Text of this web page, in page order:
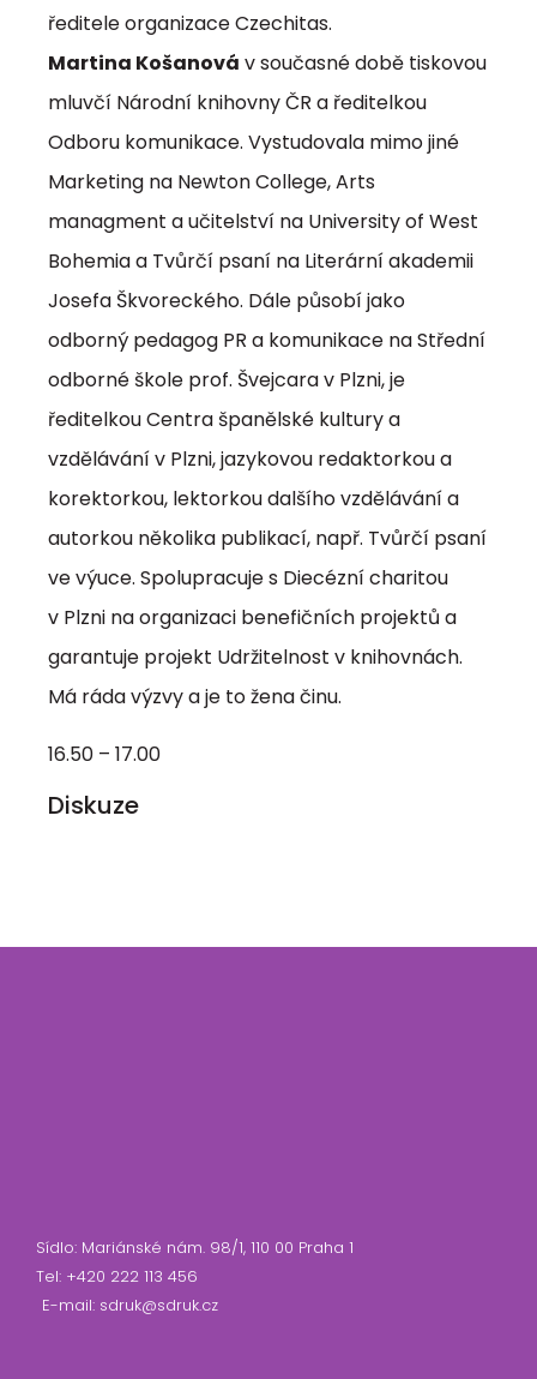
ředitele organizace Czechitas.
Martina Košanová v současné době tiskovou
mluvčí Národní knihovny ČR a ředitelkou
Odboru komunikace. Vystudovala mimo jiné
Marketing na Newton College, Arts
managment a učitelství na University of West
Bohemia a Tvůrčí psaní na Literární akademii
Josefa Škvoreckého. Dále působí jako
odborný pedagog PR a komunikace na Střední
odborné škole prof. Švejcara v Plzni, je
ředitelkou Centra španělské kultury a
vzdělávání v Plzni, jazykovou redaktorkou a
korektorkou, lektorkou dalšího vzdělávání a
autorkou několika publikací, např. Tvůrčí psaní
ve výuce. Spolupracuje s Diecézní charitou
v Plzni na organizaci benefičních projektů a
garantuje projekt Udržitelnost v knihovnách.
Má ráda výzvy a je to žena činu.
16.50 – 17.00
Diskuze
Sídlo: Mariánské nám. 98/1, 110 00 Praha 1
Tel: +420 222 113 456
E-mail: sdruk@sdruk.cz